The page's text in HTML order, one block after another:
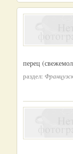
перец
раздел: